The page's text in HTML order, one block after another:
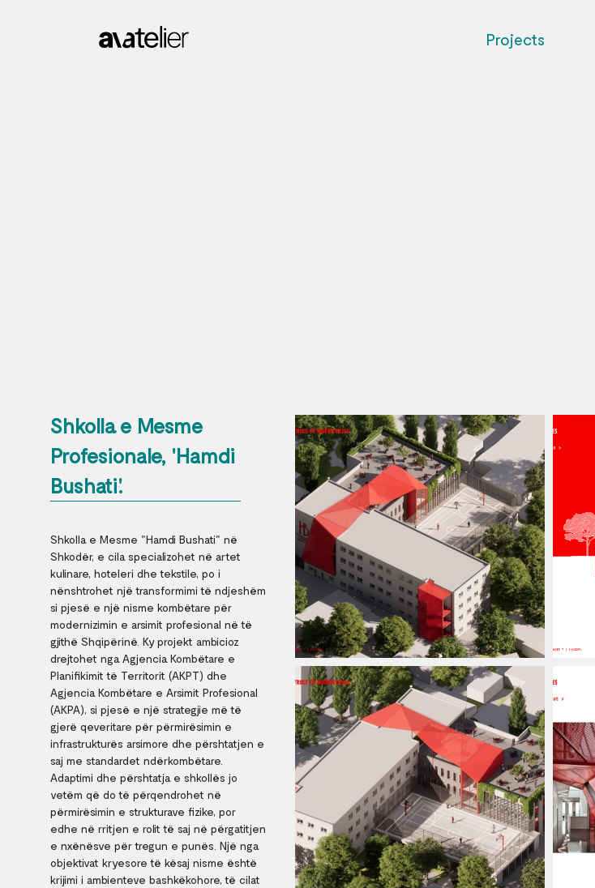
Projects
Shkolla e Mesme
Profesionale, 'Hamdi
Bushati'.
Shkolla e Mesme "Hamdi Bushati" në
Shkodër, e cila specializohet në artet
kulinare, hoteleri dhe tekstile, po i
nënshtrohet një transformimi të ndjeshëm
si pjesë e një nisme kombëtare për
modernizimin e arsimit profesional në të
gjithë Shqipërinë. Ky projekt ambicioz
drejtohet nga Agjencia Kombëtare e
Planifikimit të Territorit (AKPT) dhe
Agjencia Kombëtare e Arsimit Profesional
(AKPA), si pjesë e një strategjie më të
gjerë qeveritare për përmirësimin e
infrastrukturës arsimore dhe përshtatjen e
saj me standardet ndërkombëtare.
Adaptimi dhe përshtatja e shkollës jo
vetëm që do të përqendrohet në
përmirësimin e strukturave fizike, por
edhe në rritjen e rolit të saj në përgatitjen
e nxënësve për tregun e punës. Një nga
objektivat kryesore të kësaj nisme është
krijimi i ambienteve bashkëkohore, të cilat